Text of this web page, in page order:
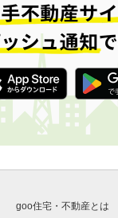
goo住宅・不動産とは